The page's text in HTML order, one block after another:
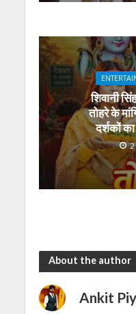
शिवानी
तोहरे के
दर्शकों का
About the author
Ankit